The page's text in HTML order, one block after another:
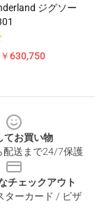
ジグソー
630,750
てお買い物
配送まで24/7保護
チェックアウト
ターカード / ビザ